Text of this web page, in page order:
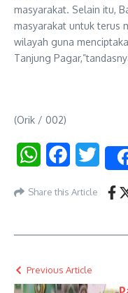
masyarakat. Selain itu,
masyarakat untuk terus
wilayah guna
Tanjung
(Orik / 002)
WhatsAppFacebook
Share this Article
Previous Article